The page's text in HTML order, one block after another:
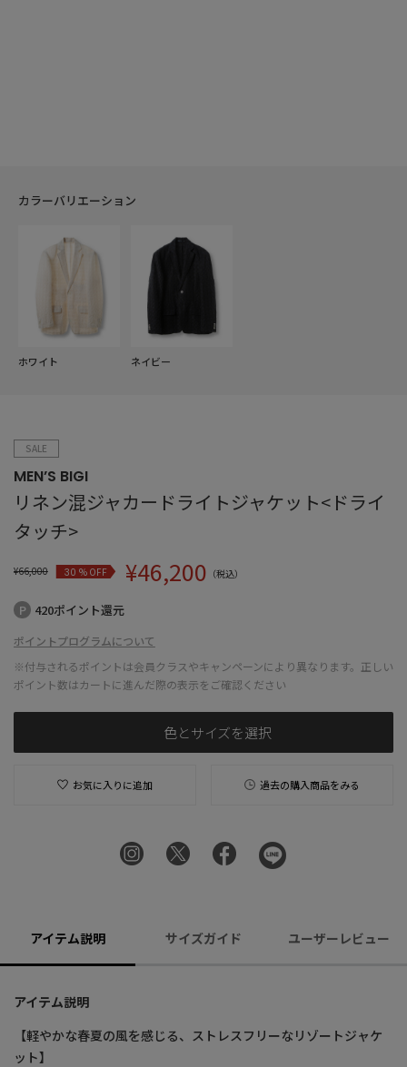
カラーバリエーション
ホワイト ネイビー
SALE
MEN’S BIGI
リネン混ジャカードライトジャケット<ドライ
タッチ>
¥66,000 30 % OFF ¥46,200 （税込）
420ポイント還元
ポイントプログラムについて
※付与されるポイントは会員クラスやキャンペーンにより異なります。正しい
ポイント数はカートに進んだ際の表示をご確認ください
色とサイズを選択
お気に入りに追加 過去の購入商品をみる
アイテム説明 サイズガイド ユーザーレビュー
アイテム説明
【軽やかな春夏の風を感じる、ストレスフリーなリゾートジャケ
ット】